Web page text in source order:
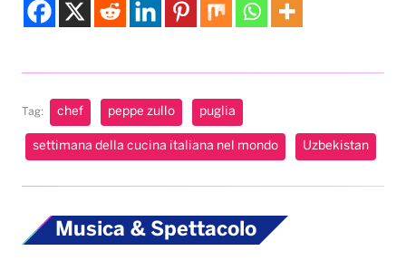
Tag: chef peppe zullo puglia
settimana della cucina italiana nel mondo Uzbekistan
Musica & Spettacolo